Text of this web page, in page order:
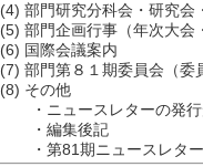
(4) 部門研究分科会・研究会
(5) 部門企画行事（年次大会
(6) 国際会議案内
(7) 部門第８１期委員会（委
(8) その他
・ニュースレターの発行
・編集後記
・第81期ニュースレタ